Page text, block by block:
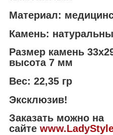
Материал:
Камень:
Размер камень
высота 7 мм
Вес: 22,35 гр
Эксклюзив!
Заказать можно на
сайте